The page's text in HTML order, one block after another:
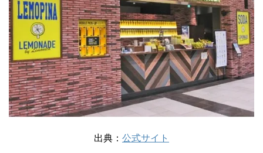
出典： 公式サイト